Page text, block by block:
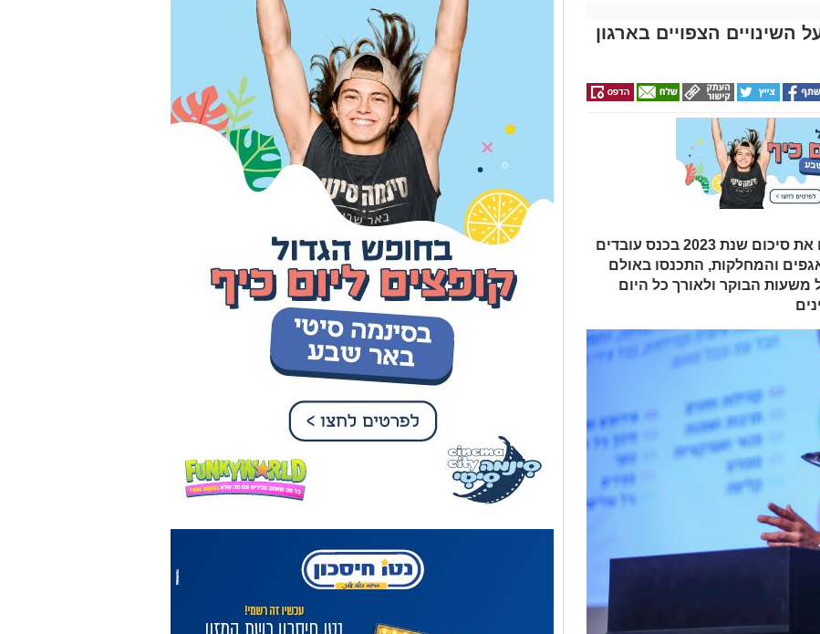
השינויים הצפויים בארגון
בתחילת השבוע, ציינו בחברת כיוונים את סיכום שנת 2023 בכנס עובדים
והמחלקות, התכנסו באולם
משעות הבוקר ולאורך כל היום